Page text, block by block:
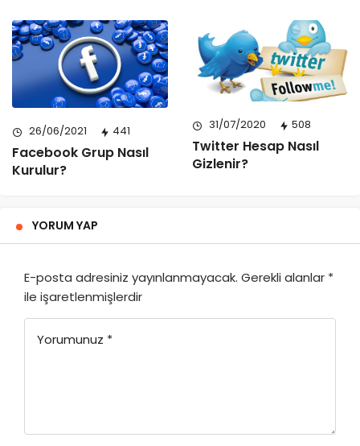
26/06/2021 441
Facebook Grup Nasıl
Kurulur?
31/07/2020 508
Twitter Hesap Nasıl
Gizlenir?
YORUM YAP
E-posta adresiniz yayınlanmayacak. Gerekli alanlar *
ile işaretlenmişlerdir
Yorumunuz *